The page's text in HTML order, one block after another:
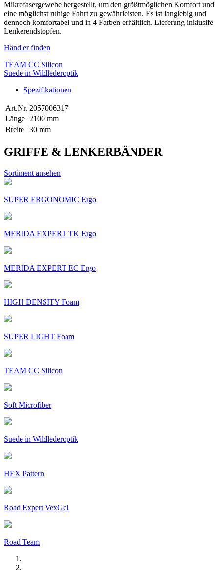
Mikrofasergewebe hergestellt, um den größtmöglichen Komfort und
eine möglichst ruhige Fahrt zu gewährleisten. Es ist langlebig und
dennoch komfortabel und in 4 Farben erhältlich. Lieferung inklusife
Lenkerendstopfen.
Händler finden
TEAM CC Silicon
Suede in Wildlederoptik
Spezifikationen
Art.Nr. 2057006317
Länge 2100 mm
Breite
30 mm
GRIFFE & LENKERBÄNDER
Sortiment ansehen
SUPER ERGONOMIC Ergo
MERIDA EXPERT TK Ergo
MERIDA EXPERT EC Ergo
HIGH DENSITY Foam
SUPER LIGHT Foam
TEAM CC Silicon
Soft Microfiber
Suede in Wildlederoptik
HEX Pattern
Road Expert VexGel
Road Team